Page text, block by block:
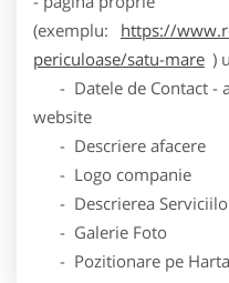
(exemplu:
https://
periculoase/satu-mare )
- Datele de Contact -
website
- Descriere afacere
- Logo companie
- Descrierea
- Galerie Foto
- Pozitionare pe Harta